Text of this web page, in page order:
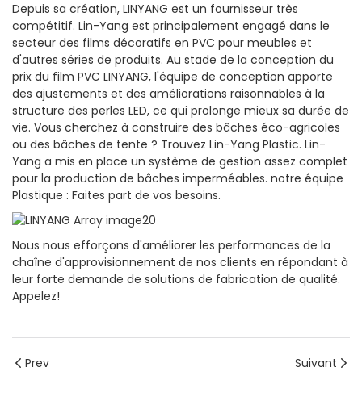
Depuis sa création, LINYANG est un fournisseur très
compétitif. Lin-Yang est principalement engagé dans le
secteur des films décoratifs en PVC pour meubles et
d'autres séries de produits. Au stade de la conception du
prix du film PVC LINYANG, l'équipe de conception apporte
des ajustements et des améliorations raisonnables à la
structure des perles LED, ce qui prolonge mieux sa durée de
vie. Vous cherchez à construire des bâches éco-agricoles
ou des bâches de tente ? Trouvez Lin-Yang Plastic. Lin-
Yang a mis en place un système de gestion assez complet
pour la production de bâches imperméables. notre équipe
Plastique : Faites part de vos besoins.
Nous nous efforçons d'améliorer les performances de la
chaîne d'approvisionnement de nos clients en répondant à
leur forte demande de solutions de fabrication de qualité.
Appelez!
Prev Suivant